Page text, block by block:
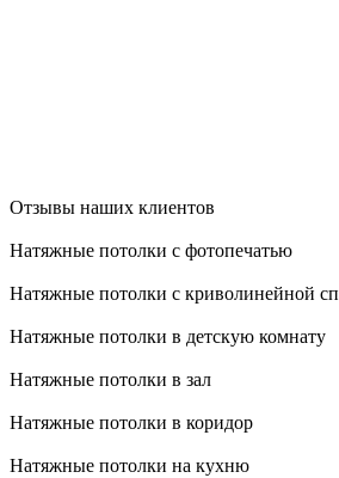
Отзывы наших клиентов
Натяжные потолки с фотопечатью
Натяжные потолки с криволинейной
Натяжные потолки в детскую комнату
Натяжные потолки в зал
Натяжные потолки в коридор
Натяжные потолки на кухню